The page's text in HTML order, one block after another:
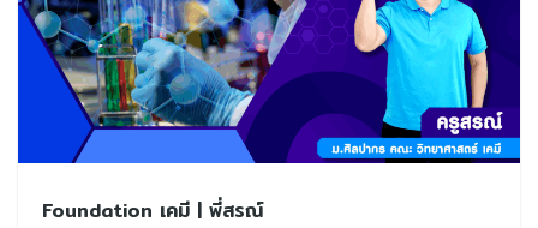
Foundation เคมี | พี่สรณ์